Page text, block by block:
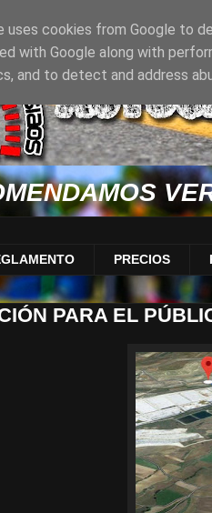
PRECIOS
PARA EL
uses cookies from Google to
with Google along with
and to detect and address